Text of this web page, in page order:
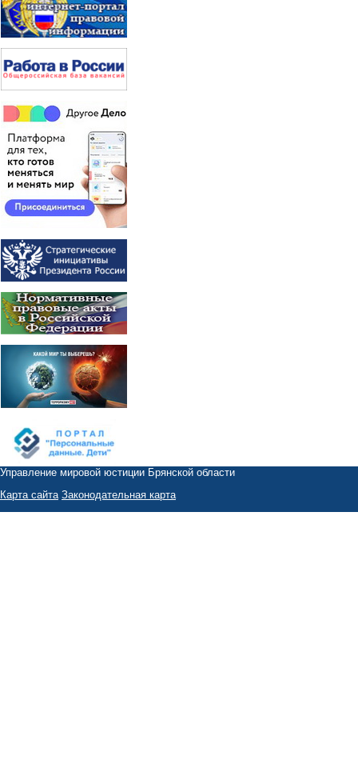
Управление мировой юстиции Брянской области
Карта сайта Законодательная карта